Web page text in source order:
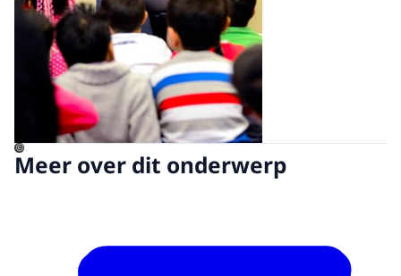
©
Meer over dit onderwerp